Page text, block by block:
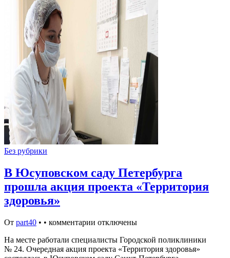
Без рубрики
В Юсуповском саду Петербурга
прошла акция проекта «Территория
здоровья»
От part40 • • комментарии отключены
На месте работали специалисты Городской поликлиники
№ 24. Очередная акция проекта «Территория здоровья»